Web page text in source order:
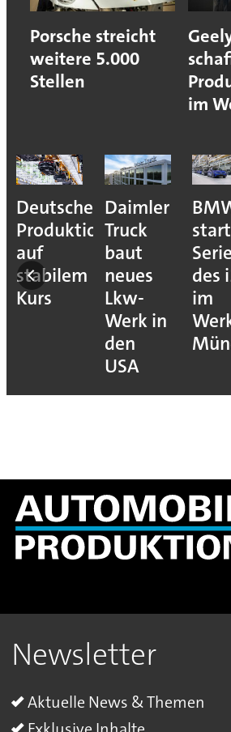
Porsche streicht
weitere 5.000
Stellen
im
Deutsche
Produktion
auf
stabilem
Kurs
Daimler
Truck
baut
neues
Lkw-
Werk in
den
USA
des
im
Newsletter
Aktuelle News & Themen